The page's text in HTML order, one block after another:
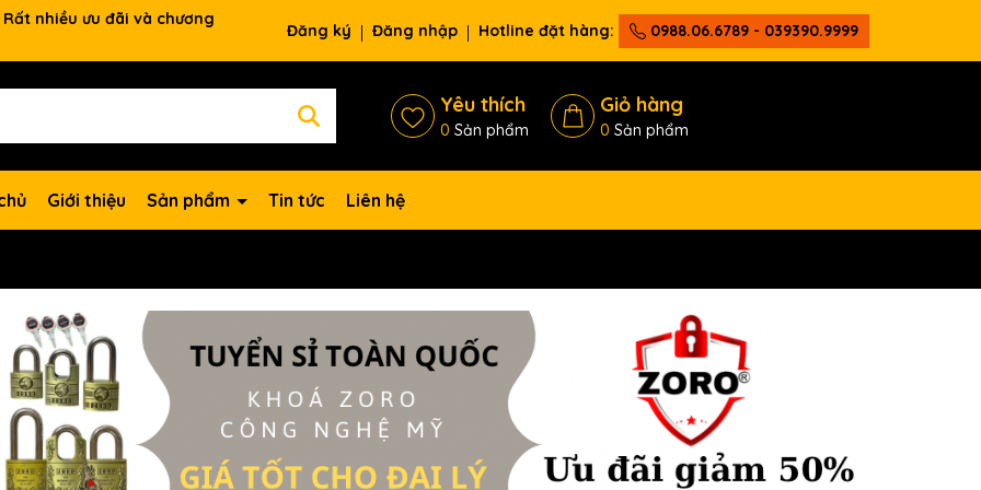
nhiều ưu đãi và chương
Đăng ký Đăng nhập Hotline đặt hàng: 0988.06.6789 - 039390.9999
Yêu thích
0 Sản phẩm
Giỏ hàng
0 Sản phẩm
Giới thiệu Sản phẩm Tin tức Liên hệ